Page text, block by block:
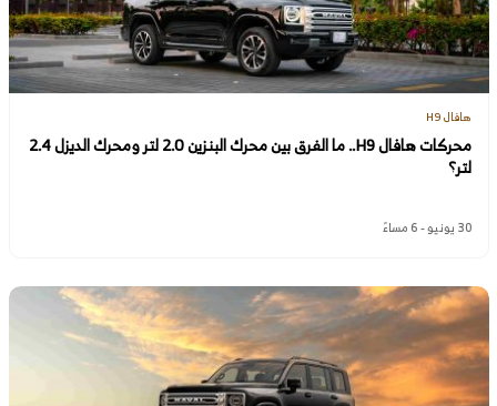
هافال H9
محركات هافال H9.. ما الفرق بين محرك البنزين 2.0 لتر ومحرك الديزل 2.4
لتر؟
30 يونيو - 6 مساءً